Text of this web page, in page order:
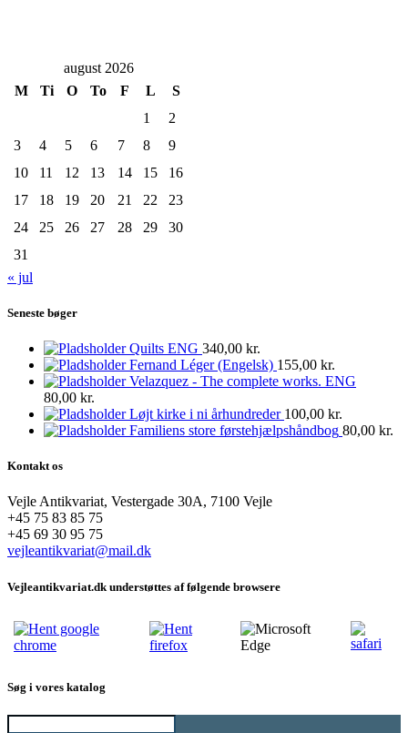
august 2026
M
Ti O To F L
S
1
2
3
4 5 6 7 8
9
10
11 12 13 14 15
16
17
18 19 20 21 22
23
24
25 26 27 28 29
30
31
« jul
Seneste bøger
Quilts ENG 340,00 kr.
Fernand Léger (Engelsk) 155,00 kr.
Velazquez - The complete works. ENG
80,00 kr.
Løjt kirke i ni århundreder 100,00 kr.
Familiens store førstehjælpshåndbog 80,00 kr.
Kontakt os
Vejle Antikvariat, Vestergade 30A, 7100 Vejle
+45 75 83 85 75
+45 69 30 95 75
vejleantikvariat@mail.dk
Vejleantikvariat.dk understøttes af følgende browsere
Søg i vores katalog